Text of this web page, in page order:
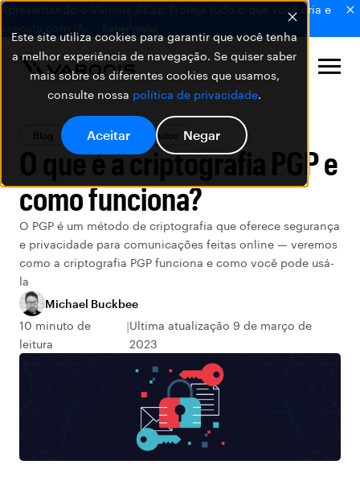
Este site utiliza cookies para garantir que você tenha
a melhor experiência de navegação. Se quiser saber
mais sobre os diferentes cookies que usamos,
consulte nossa política de privacidade.
Aceitar Negar
Apresentando o Varonis Atlas: Proteja tudo o que você cria e
executa com IA.
Saber mais
Blog Segurança de Dados
O que é a criptografia PGP e
como funciona?
O PGP é um método de criptografia que oferece segurança
e privacidade para comunicações feitas online — veremos
como a criptografia PGP funciona e como você pode usá-
la
Michael Buckbee
10 minuto de
leitura
Ultima atualização 9 de março de
2023